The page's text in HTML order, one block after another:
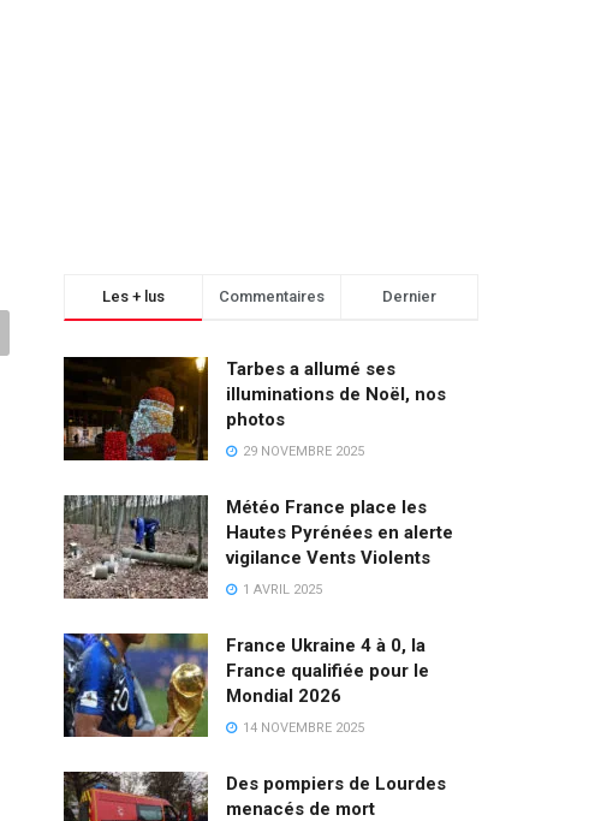
Les + lus Commentaires Dernier
Tarbes a allumé ses
illuminations de Noël, nos
photos
29 NOVEMBRE 2025
Météo France place les
Hautes Pyrénées en alerte
vigilance Vents Violents
1 AVRIL 2025
France Ukraine 4 à 0, la
France qualifiée pour le
Mondial 2026
14 NOVEMBRE 2025
Des pompiers de Lourdes
menacés de mort